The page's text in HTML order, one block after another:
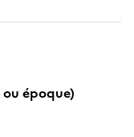
époque)